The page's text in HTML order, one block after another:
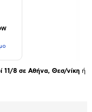
11/8 σε Αθήνα, Θεσ/νίκη ή